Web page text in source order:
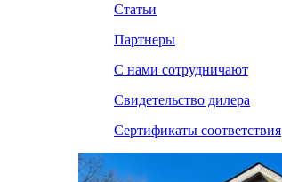
Статьи
Партнеры
С нами сотрудничают
Свидетельство дилера
Сертификаты соответствия